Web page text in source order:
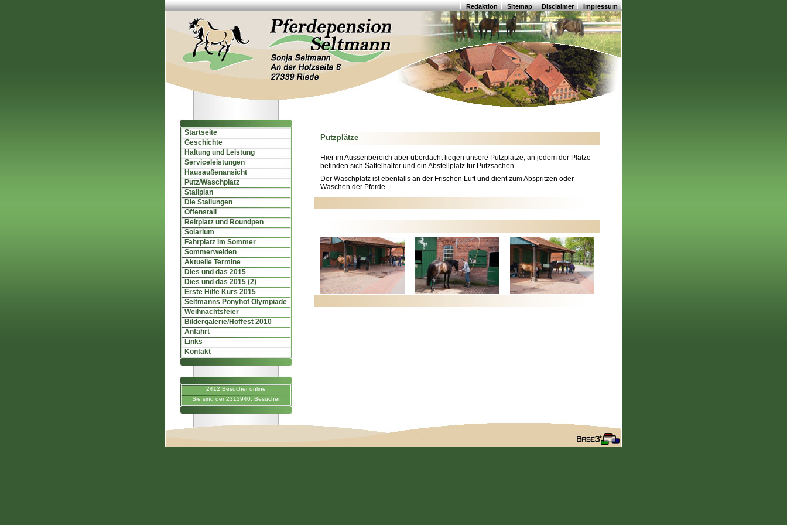
Redaktion Sitemap Disclaimer Impressum
Startseite
Geschichte
Haltung und Leistung
Serviceleistungen
Hausaußenansicht
Putz/Waschplatz
Stallplan
Die Stallungen
Offenstall
Reitplatz und Roundpen
Solarium
Fahrplatz im Sommer
Sommerweiden
Aktuelle Termine
Dies und das 2015
Dies und das 2015 (2)
Erste Hilfe Kurs 2015
Seltmanns Ponyhof Olympiade
Weihnachtsfeier
Bildergalerie/Hoffest 2010
Anfahrt
Links
Kontakt
2412 Besucher online
Sie sind der 2313940. Besucher
Putzplätze
Hier im Aussenbereich aber überdacht liegen unsere Putzplätze, an jedem der Plätze
befinden sich Sattelhalter und ein Abstellplatz für Putzsachen.
Der Waschplatz ist ebenfalls an der Frischen Luft und dient zum Abspritzen oder
Waschen der Pferde.